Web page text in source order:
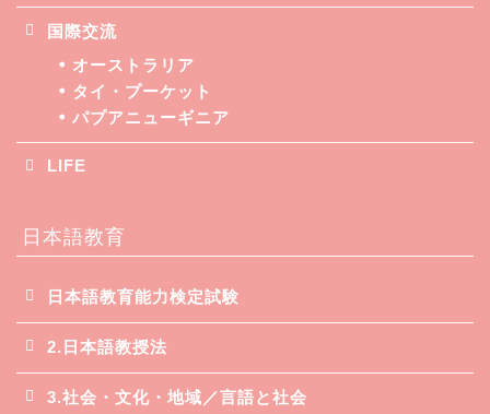
国際交流
オーストラリア
タイ・プーケット
パプアニューギニア
LIFE
日本語教育
日本語教育能力検定試験
2.日本語教授法
3.社会・文化・地域／言語と社会